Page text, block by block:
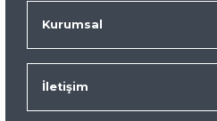
Kurumsal
İletişim